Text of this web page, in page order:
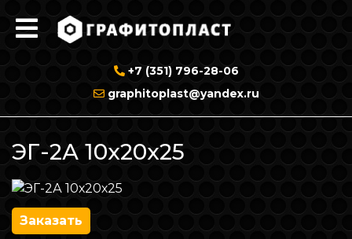
+7 (351) 796-28-06
graphitoplast@yandex.ru
ЭГ-2А 10х20х25
Заказать